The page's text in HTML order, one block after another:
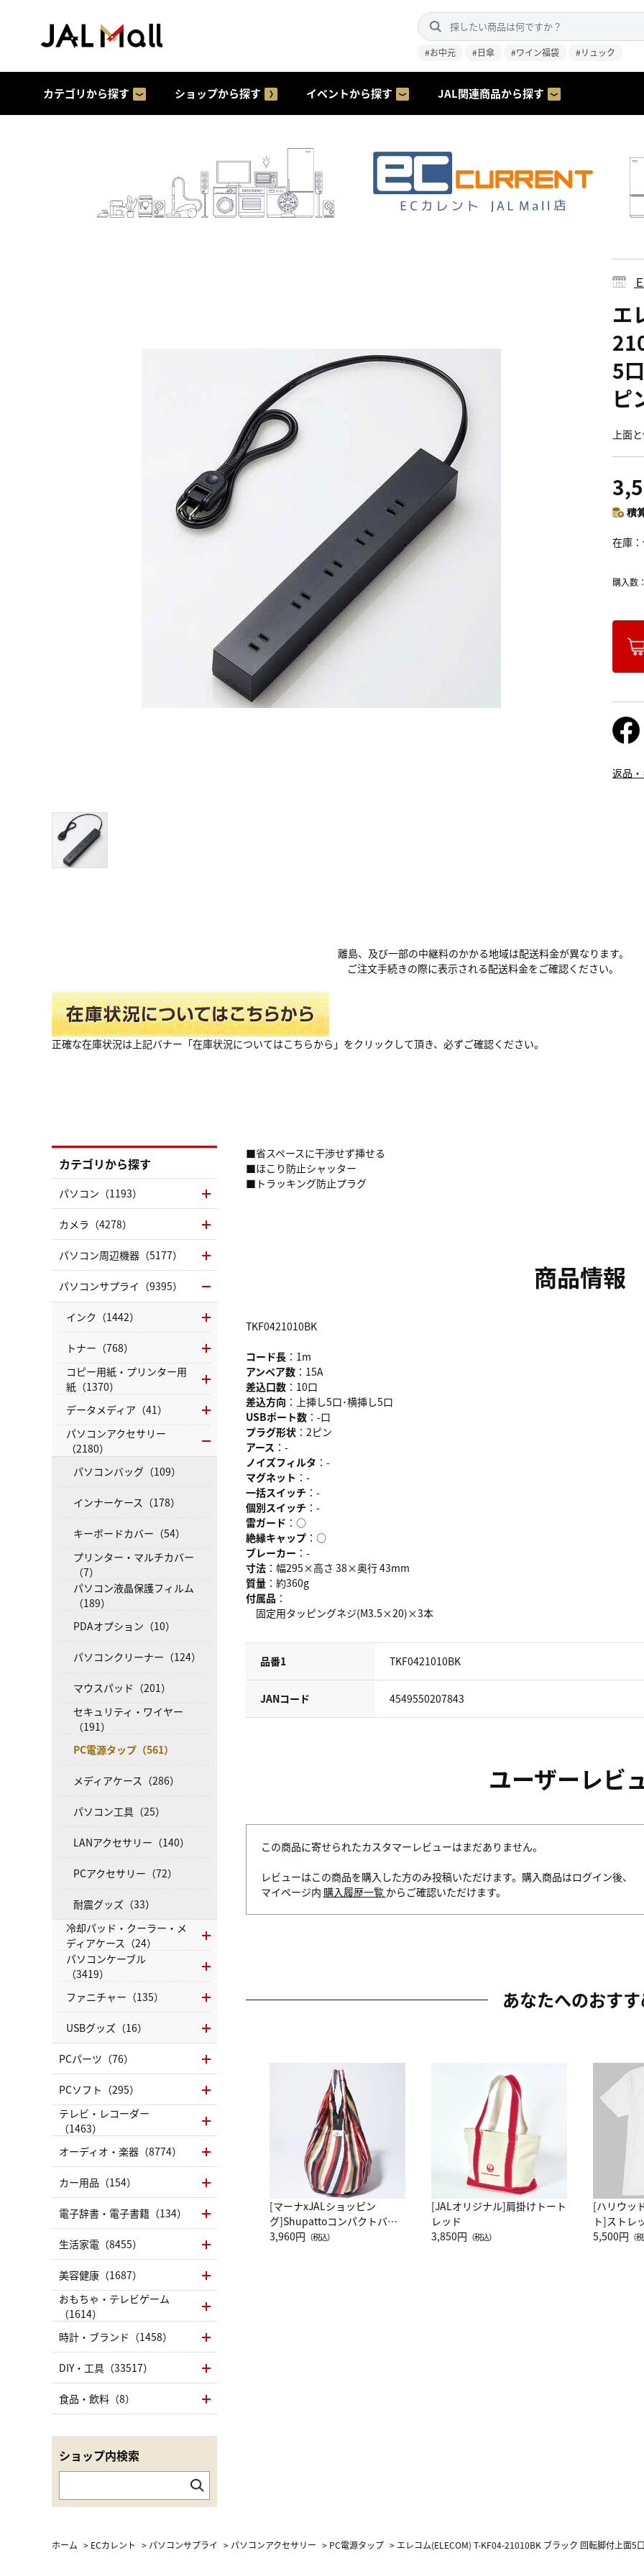
#お中元 #日傘 #ワイン福袋 #リュック
カテゴリから探す ショップから探す イベントから探す JAL関連商品から探す
エ
5
ピ
上面
積
在庫
購入数
返品
離島、及び一部の中継料のかかる地域は配送料金が異なります。
ご注文手続きの際に表示される配送料金をご確認ください。
正確な在庫状況は上記バナー「在庫状況についてはこちらから」をクリックして頂き、必ずご確認ください。
■省スペースに干渉せず挿せる
■ほこり防止シャッター
■トラッキング防止プラグ
商品情報
TKF0421010BK
コード長 ：1m
アンペア数 ：15A
差込口数 ：10口
差込方向 ：上挿し5口･横挿し5口
USBポート数 ：-口
プラグ形状 ：2ピン
アース ：-
ノイズフィルタ ：-
マグネット ：-
一括スイッチ ：-
個別スイッチ ：-
雷ガード ：○
絶縁キャップ ：○
ブレーカー ：-
寸法 ：幅295×高さ 38×奥行 43mm
質量 ：約360g
付属品 ：
固定用タッピングネジ(M3.5×20)×3本
品番1 TKF0421010BK
JANコード 4549550207843
ユーザーレビ
この商品に寄せられたカスタマーレビューはまだありません。
レビューはこの商品を購入した方のみ投稿いただけます。購入商品はログイン後、
マイページ内 購入履歴一覧 からご確認いただけます。
あなたへのおす
[マーナxJALショッピン
グ]Shupattoコンパクトバッ
グ Drop JAL客室乗務員
3,960円 （税込）
[JALオリジナル]肩掛けトート
レッド
3,850円 （税込）
[ハリウッ
ト]ストレ
ーネック
5,500円 （
カテゴリから探す
パソコン（1193）
カメラ（4278）
パソコン周辺機器（5177）
パソコンサプライ（9395）
インク（1442）
トナー（768）
コピー用紙・プリンター用
紙（1370）
データメディア（41）
パソコンアクセサリー
（2180）
パソコンバッグ（109）
インナーケース（178）
キーボードカバー（54）
プリンター・マルチカバー
（7）
パソコン液晶保護フィルム
（189）
PDAオプション（10）
パソコンクリーナー（124）
マウスパッド（201）
セキュリティ・ワイヤー
（191）
PC電源タップ（561）
メディアケース（286）
パソコン工具（25）
LANアクセサリー（140）
PCアクセサリー（72）
耐震グッズ（33）
冷却パッド・クーラー・メ
ディアケース（24）
パソコンケーブル
（3419）
ファニチャー（135）
USBグッズ（16）
PCパーツ（76）
PCソフト（295）
テレビ・レコーダー
（1463）
オーディオ・楽器（8774）
カー用品（154）
電子辞書・電子書籍（134）
生活家電（8455）
美容健康（1687）
おもちゃ・テレビゲーム
（1614）
時計・ブランド（1458）
DIY・工具（33517）
食品・飲料（8）
ショップ内検索
ホーム > ECカレント > パソコンサプライ > パソコンアクセサリー > PC電源タップ > エレコム(ELECOM) T-KF04-21010BK ブラック 回転脚付上面5